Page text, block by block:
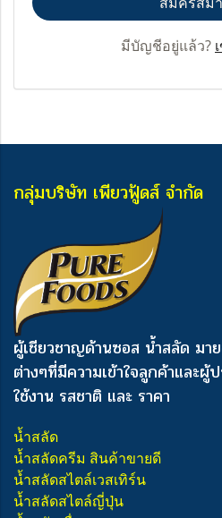
มีบัญชีอยู่แล้ว?
กลุ่มบริษัท เพียวฟู้ดส์ จำกัด
ผู้เชียวชาญด้านซอส น้ำสลัด มา
ต่างๆที่มีความเข้าใจลูกค้าและผู้
ใช้งาน รสชาติ และ ราคา
น้ำสลัด
น้ำสลัดครีม สินค้าขายดี
น้ำสลัดสไตล์เวสเทิร์น
น้ำสลัดสไตล์ญี่ปุ่น